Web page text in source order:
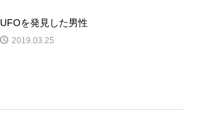
UFOを発見した男性
2019.03.25